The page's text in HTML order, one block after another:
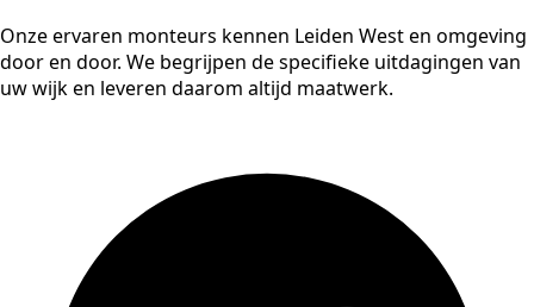
Onze ervaren monteurs kennen Leiden West en omgeving
door en door. We begrijpen de specifieke uitdagingen van
uw wijk en leveren daarom altijd maatwerk.